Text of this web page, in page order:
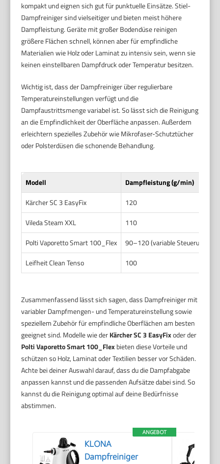
kompakt und eignen sich gut für punktuelle Einsätze. Stiel-
Dampfreiniger sind vielseitiger und bieten meist höhere
Dampfleistung. Geräte mit großer Bodendüse reinigen
größere Flächen schnell, können aber für empfindliche
Materialien wie Holz oder Laminat zu intensiv sein, wenn sie
keinen einstellbaren Dampfdruck oder Temperatur besitzen.
Wichtig ist, dass der Dampfreiniger über regulierbare
Temperatureinstellungen verfügt und die
Dampfaustrittsmenge variabel ist. So lässt sich die Reinigung
an die Empfindlichkeit der Oberfläche anpassen. Außerdem
erleichtern spezielles Zubehör wie Mikrofaser-Schutztücher
oder Polsterdüsen die schonende Behandlung.
Modell Dampfleistung (g/min)
Kärcher SC 3 EasyFix
120
Vileda Steam XXL
110
Polti Vaporetto Smart 100_Flex
90–120 (variable Steuerung)
Leifheit Clean Tenso
100
Zusammenfassend lässt sich sagen, dass Dampfreiniger mit
variabler Dampfmengen- und Temperatureinstellung sowie
speziellem Zubehör für empfindliche Oberflächen am besten
geeignet sind. Modelle wie derKärcher SC 3 EasyFixoder der
Polti Vaporetto Smart 100_Flexbieten diese Vorteile und
schützen so Holz, Laminat oder Textilien besser vor Schäden.
Achte bei deiner Auswahl darauf, dass du die Dampfabgabe
anpassen kannst und die passenden Aufsätze dabei sind. So
kannst du die Reinigung optimal auf deine Bedürfnisse
abstimmen.
ANGEBOT
KLONA
Dampfreiniger